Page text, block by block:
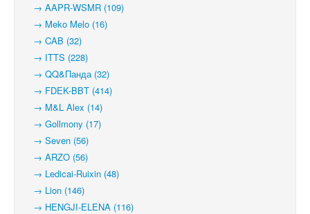
→ AAPR-WSMR (109)
→ Meko Melo (16)
→ CAB (32)
→ ITTS (228)
→ QQ&Панда (32)
→ FDEK-BBT (414)
→ M&L Alex (14)
→ Gollmony (17)
→ Seven (56)
→ ARZO (56)
→ Ledicai-Ruixin (48)
→ Lion (146)
→ HENGJI-ELENA (116)